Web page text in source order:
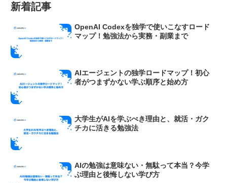
新着記事
OpenAI Codexを独学で使いこなすロード
マップ！勉強法から実務・副業まで
AIエージェントの独学ロードマップ！初心
者がつまずかない学ぶ順序と始め方
大学生がAIを学ぶべき理由と、就活・ガク
チカに活きる勉強法
AIの勉強は意味ない・無駄って本当？今学
ぶ理由と後悔しない学び方